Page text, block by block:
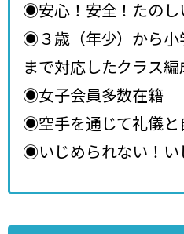
◉安心！安全！たのし
◉３歳（年少）から小
まで対応したクラス編
◉女子会員多数在籍
◉空手を通じて礼儀と
◉いじめられない！い